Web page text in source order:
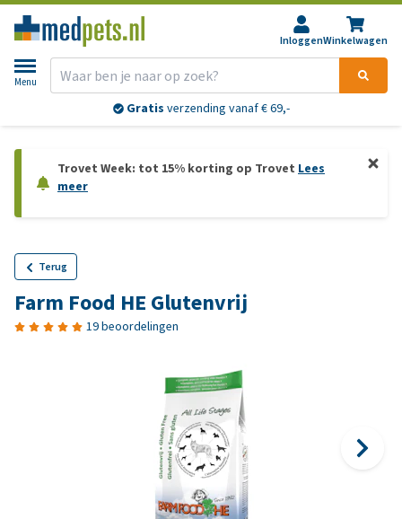
InloggenWinkelwagen
Menu
Gratis verzending vanaf € 69,-
Trovet Week: tot 15% korting op Trovet Lees
meer
Terug
Farm Food HE Glutenvrij
19 beoordelingen